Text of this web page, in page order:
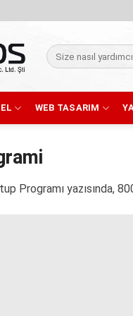
Ara:
WEB TASARIM
Programı yazısında,